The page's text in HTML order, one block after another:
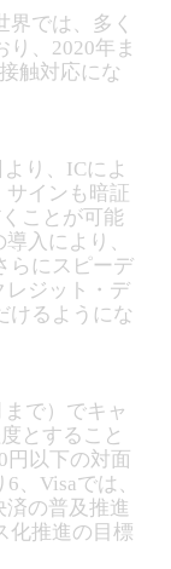
では、多く
、2020年ま
触対応にな
り、ICによ
サインも暗証
ことが可能
入により、
らにスピーデ
レジット・デ
けるようにな
で）でキャ
とすること
円以下の対面
、Visaでは、
済の普及推進
化推進の目標